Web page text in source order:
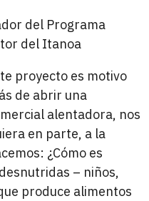
del Programa
del Itanoa
proyecto es motivo
de abrir una
alentadora, nos
en parte, a la
¿Cómo es
– niños,
produce alimentos